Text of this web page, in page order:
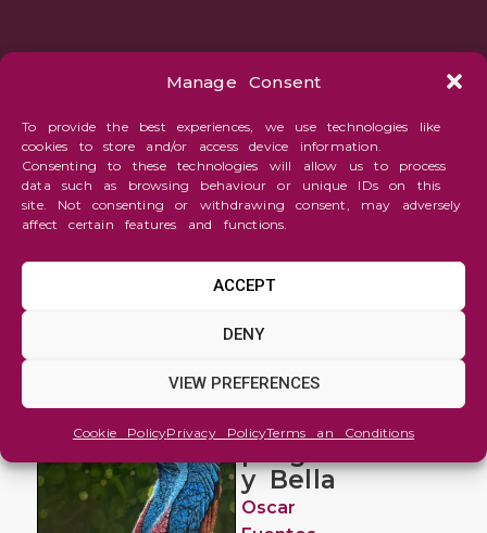
Manage Consent
To provide the best experiences, we use technologies like
cookies to store and/or access device information.
Consenting to these technologies will allow us to process
data such as browsing behaviour or unique IDs on this
site. Not consenting or withdrawing consent, may adversely
affect certain features and functions.
ACCEPT
DENY
VIEW PREFERENCES
Cookie PolicyPrivacy PolicyTerms an Conditions
Animals
Wildlife
Soy
y Bella
Oscar